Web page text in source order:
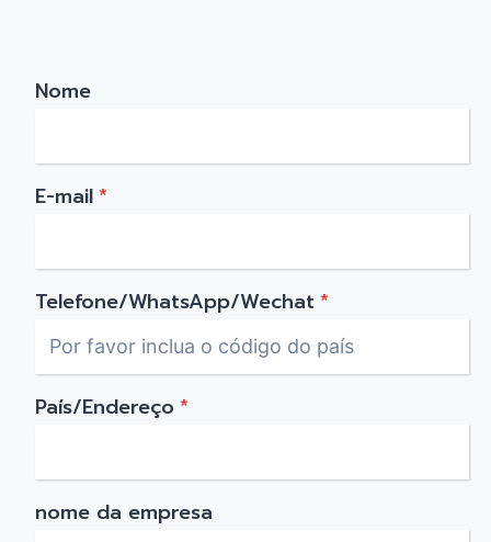
Nome
E-mail*
Telefone/WhatsApp/Wechat *
País/Endereço *
nome da empresa